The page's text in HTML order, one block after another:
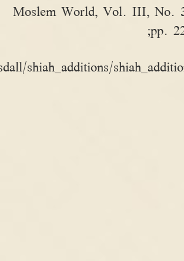
Moslem World, Vol. III, No.
pp.
shiah_additions/